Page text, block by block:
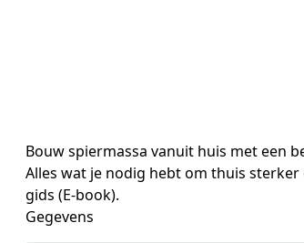
Bouw spiermassa vanuit huis met een
Alles wat je nodig hebt om thuis
gids (E-book).
Gegevens